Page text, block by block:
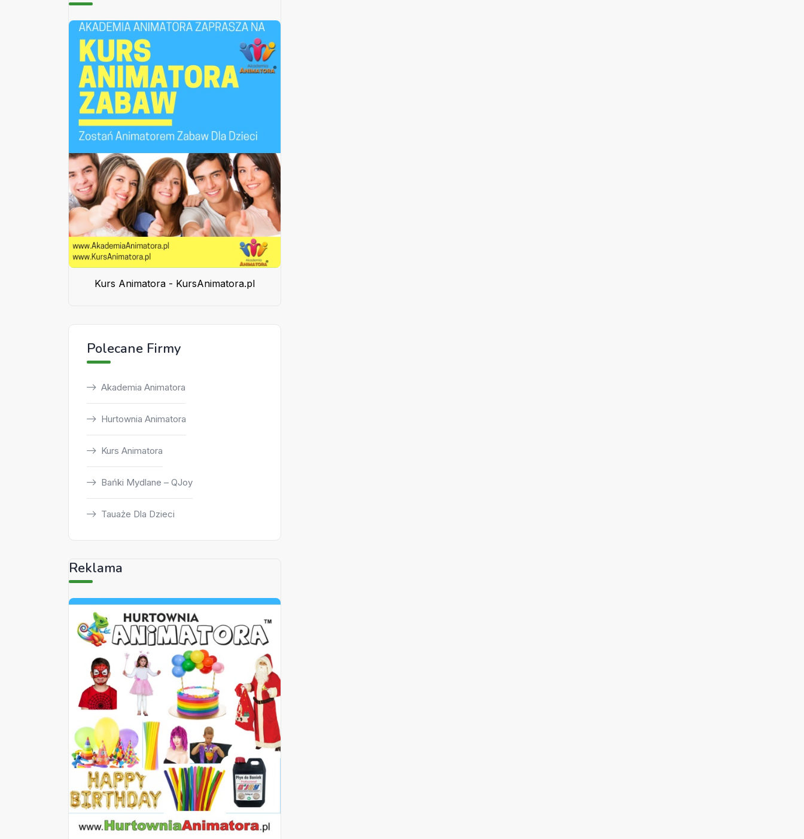
Kurs Animatora - KursAnimatora.pl
Polecane Firmy
Akademia Animatora
Hurtownia Animatora
Kurs Animatora
Bańki Mydlane – QJoy
Tauaże Dla Dzieci
Reklama